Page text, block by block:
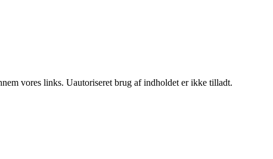
vores links. Uautoriseret brug af indholdet er ikke tilladt.